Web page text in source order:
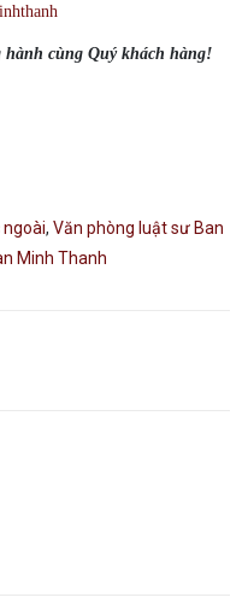
cùng Quý khách hàng!
, Văn phòng luật sư Ban
Minh Thanh